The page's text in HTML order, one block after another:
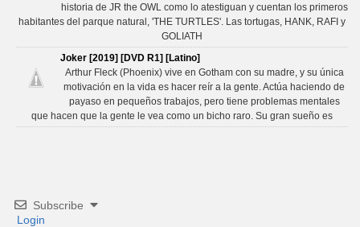
historia de JR the OWL como lo atestiguan y cuentan los primeros
habitantes del parque natural, 'THE TURTLES'. Las tortugas, HANK, RAFI y
GOLIATH
Joker [2019] [DVD R1] [Latino]
Arthur Fleck (Phoenix) vive en Gotham con su madre, y su única
motivación en la vida es hacer reír a la gente. Actúa haciendo de
payaso en pequeños trabajos, pero tiene problemas mentales
que hacen que la gente le vea como un bicho raro. Su gran sueño es
Subscribe
Login